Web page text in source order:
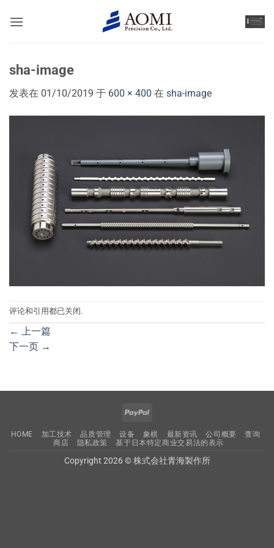
sha-image
发表在 01/10/2019 于 600 × 400 在 sha-image
评论和引用都已关闭.
← 上一篇
下一页 →
PayPal
HOME 加工技术 品质管理 设备 象棋 最新资讯 公司概要
查询
商店
隐私政策 基于日本特定商业交易法的表示
Copyright 2026 © 株式会社青海製作所